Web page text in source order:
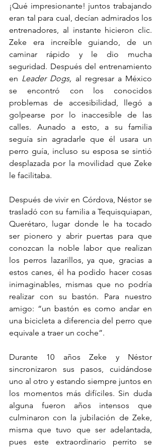
¡Qué impresionante! juntos trabajando
eran tal para cual, decían admirados los
entrenadores, al instante hicieron clic.
Zeke era increíble guiando, de un
caminar rápido y le dio mucha
seguridad. Después del entrenamiento
en Leader Dogs, al regresar a México
se encontró con los conocidos
problemas de accesibilidad, llegó a
golpearse por lo inaccesible de las
calles. Aunado a esto, a su familia
seguía sin agradarle que él usara un
perro guía, incluso su esposa se sintió
desplazada por la movilidad que Zeke
le facilitaba.
Después de vivir en Córdova, Néstor se
trasladó con su familia a Tequisquiapan,
Querétaro, lugar donde le ha tocado
ser pionero y abrir puertas para que
conozcan la noble labor que realizan
los perros lazarillos, ya que, gracias a
estos canes, él ha podido hacer cosas
inimaginables, mismas que no podría
realizar con su bastón. Para nuestro
amigo: “un bastón es como andar en
una bicicleta a diferencia del perro que
equivale a traer un coche”.
Durante 10 años Zeke y Néstor
sincronizaron sus pasos, cuidándose
uno al otro y estando siempre juntos en
los momentos más difíciles. Sin duda
alguna fueron años intensos que
culminaron con la jubilación de Zeke,
misma que tuvo que ser adelantada,
pues este extraordinario perrito se